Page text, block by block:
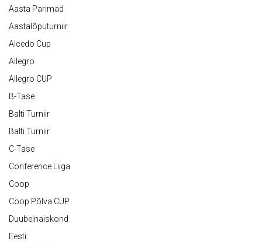
Aasta Parimad
Aastalõputurniir
Alcedo Cup
Allegro
Allegro CUP
B-Tase
Balti Turniir
Balti Turniir
C-Tase
Conference Liiga
Coop
Coop Põlva CUP
Duubelnaiskond
Eesti